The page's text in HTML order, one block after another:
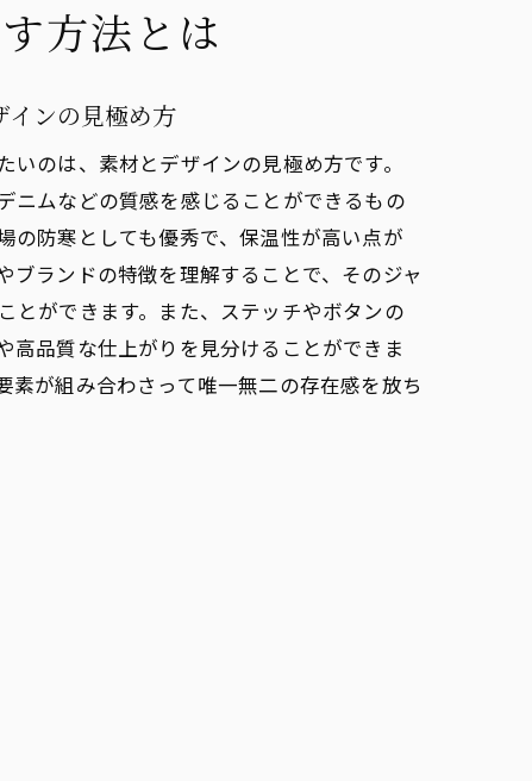
割
方法とは
インの見極め方
のは、素材とデザインの見極め方です。
ニムなどの質感を感じることができるもの
の防寒としても優秀で、保温性が高い点が
ランドの特徴を理解することで、そのジャ
とができます。また、ステッチやボタンの
高品質な仕上がりを見分けることができま
が組み合わさって唯一無二の存在感を放ち